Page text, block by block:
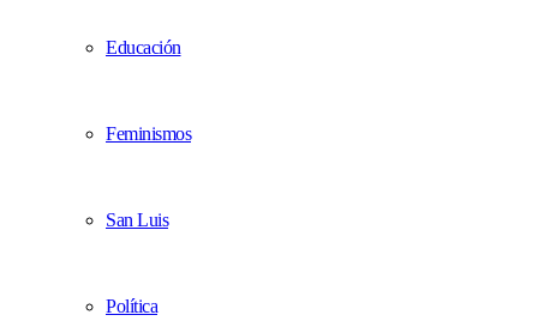
Educación
Feminismos
San Luis
Política